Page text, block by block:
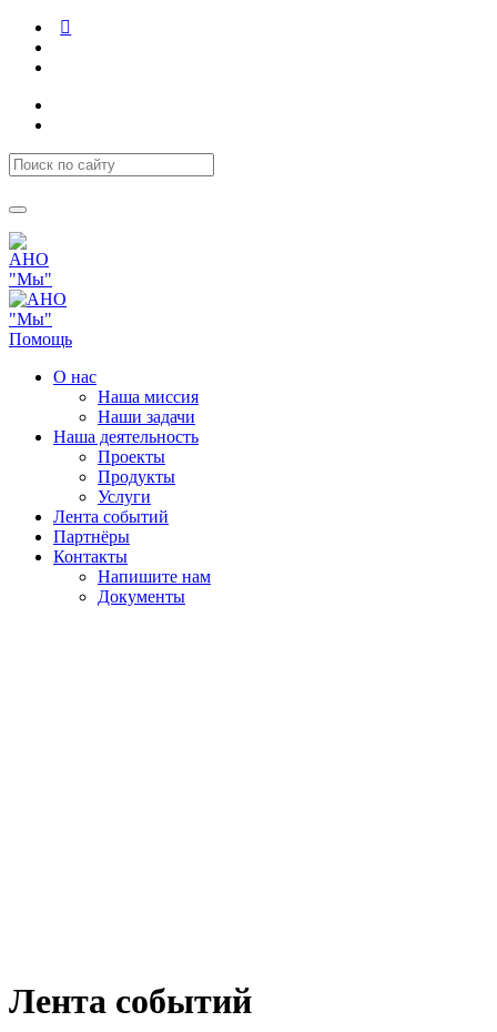
Помощь
О нас
Наша миссия
Наши задачи
Наша деятельность
Проекты
Продукты
Услуги
Лента событий
Партнёры
Контакты
Напишите нам
Документы
Лента событий